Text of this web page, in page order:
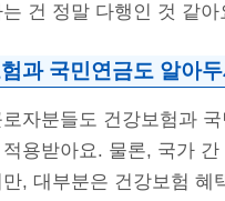
건 정말 다행인 것 같아
과 국민연금도 알아
자분들도 건강보험과
용받아요. 물론, 국가
, 대부분은 건강보험 혜